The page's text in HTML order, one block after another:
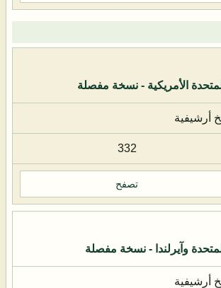
الأمريكية - نسخة مفصلة
أرشيفية
332
تصفح
وآيرلندا - نسخة مفصلة
أرشيفية